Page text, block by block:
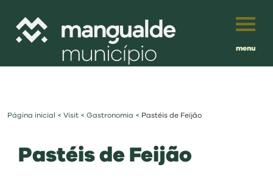
menu
viver
Português
Español
Página inicial < Visit < Gastronomia < Pastéis de Feijão
Pastéis de Feijão